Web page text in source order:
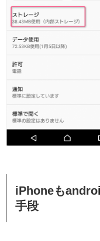
iPhoneも
手段